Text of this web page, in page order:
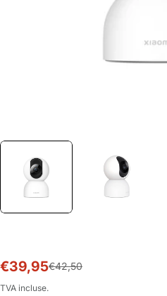
le média 0 dans une fenêtre
Prix
soldé
€39,95
Prix
habituel
€42,50
TVA incluse.